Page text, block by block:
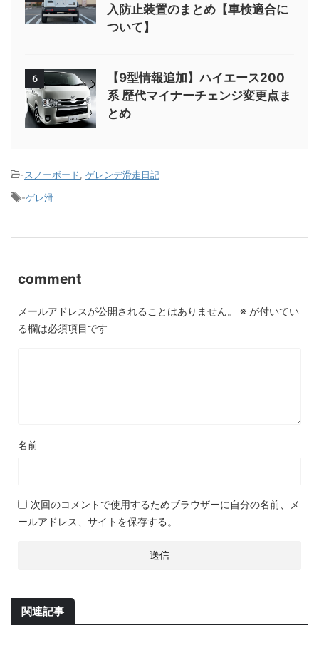
入防止装置のまとめ【車検適合に
ついて】
6
【9型情報追加】ハイエース200
系 歴代マイナーチェンジ変更点ま
とめ
-スノーボード ゲレンデ滑走日記
-ゲレ滑
comment
メールアドレスが公開されることはありません。 ※ が付いてい
る欄は必須項目です
名前
次回のコメントで使用するためブラウザーに自分の名前、メ
ールアドレス、サイトを保存する。
関連記事